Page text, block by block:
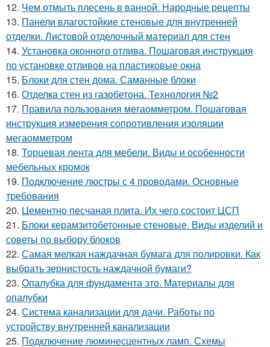
12. Чем отмыть плесень в ванной. Народные рецепты
13. Панели влагостойкие стеновые для внутренней
отделки. Листовой отделочный материал для стен
14. Установка оконного отлива. Пошаговая инструкция
по установке отливов на пластиковые окна
15. Блоки для стен дома. Саманные блоки
16. Отделка стен из газобетона. Технология №2
17. Правила пользования мегаомметром. Пошаговая
инструкция измерения сопротивления изоляции
мегаомметром
18. Торцевая лента для мебели. Виды и особенности
мебельных кромок
19. Подключение люстры с 4 проводами. Основные
требования
20. Цементно песчаная плита. Их чего состоит ЦСП
21. Блоки керамзитобетонные стеновые. Виды изделий и
советы по выбору блоков
22. Самая мелкая наждачная бумага для полировки. Как
выбрать зернистость наждачной бумаги?
23. Опалубка для фундамента это. Материалы для
опалубки
24. Система канализации для дачи. Работы по
устройству внутренней канализации
25. Подключение люминесцентных ламп. Схемы